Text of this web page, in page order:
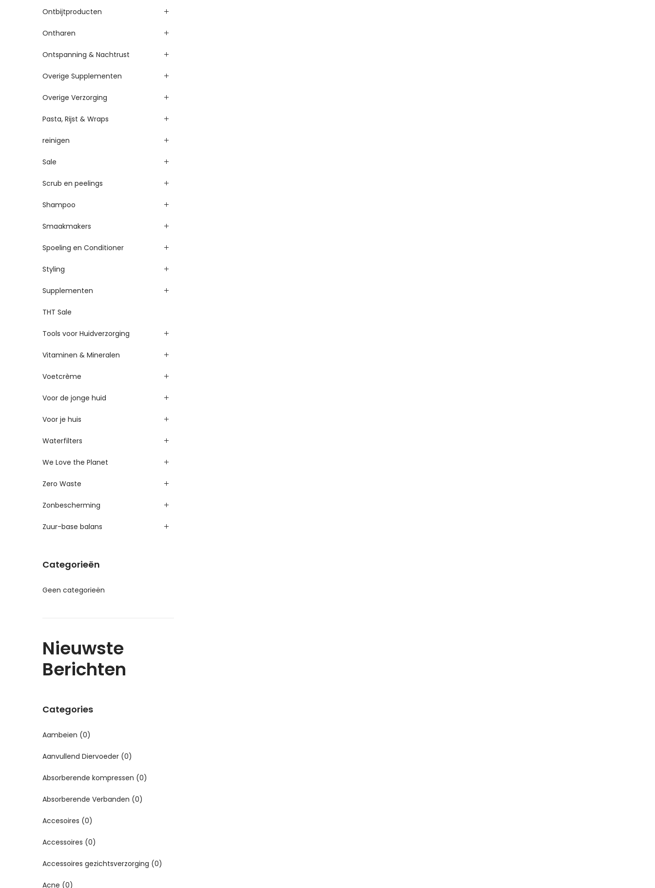
Ontbijtproducten
Ontharen
Ontspanning & Nachtrust
Overige Supplementen
Overige Verzorging
Pasta, Rijst & Wraps
reinigen
Sale
Scrub en peelings
Shampoo
Smaakmakers
Spoeling en Conditioner
Styling
Supplementen
THT Sale
Tools voor Huidverzorging
Vitaminen & Mineralen
Voetcrème
Voor de jonge huid
Voor je huis
Waterfilters
We Love the Planet
Zero Waste
Zonbescherming
Zuur-base balans
Categorieën
Geen categorieën
Nieuwste
Berichten
Categories
Aambeien (0)
Aanvullend Diervoeder (0)
Absorberende kompressen (0)
Absorberende Verbanden (0)
Accesoires (0)
Accessoires (0)
Accessoires gezichtsverzorging (0)
Acne (0)